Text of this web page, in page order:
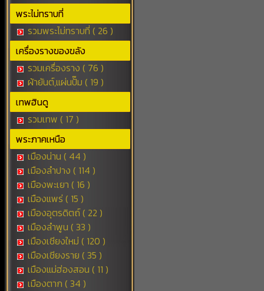
พระไม่ทราบที่
รวมพระไม่ทราบที่ ( 26 )
เครื่องรางของขลัง
รวมเครื่องราง ( 76 )
ผ้ายันต์,แผ่นปั๊ม ( 19 )
เทพฮินดู
รวมเทพ ( 17 )
พระภาคเหนือ
เมืองน่าน ( 44 )
เมืองลำปาง ( 114 )
เมืองพะเยา ( 16 )
เมืองแพร่ ( 15 )
เมืองอุตรดิตถ์ ( 22 )
เมืองลำพูน ( 33 )
เมืองเชียงใหม่ ( 120 )
เมืองเชียงราย ( 35 )
เมืองแม่ฮ่องสอน ( 11 )
เมืองตาก ( 34 )